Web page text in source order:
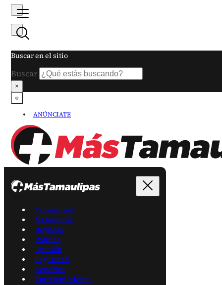
Buscar en el sitio
Buscar
×
ANÚNCIATE
Tamaulipas
Matamoros
Reynosa
Política
Opinión
Seguridad
Deportes
Entretenimiento